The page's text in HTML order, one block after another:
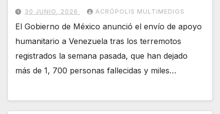
30 JUNIO, 2026 ACRÓPOLIS MULTIMEDIOS
El Gobierno de México anunció el envío de apoyo
humanitario a Venezuela tras los terremotos
registrados la semana pasada, que han dejado
más de 1, 700 personas fallecidas y miles…